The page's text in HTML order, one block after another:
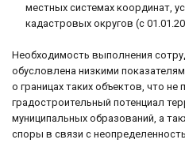
местных системах координат,
кадастровых округов (с
Необходимость выполнения
обусловлена низкими
о границах таких объектов, что
градостроительный потенциал
муниципальных образований, а
споры в связи с